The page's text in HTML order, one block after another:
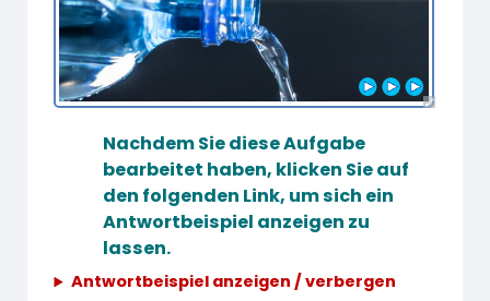
Nachdem Sie diese Aufgabe
bearbeitet haben, klicken Sie auf
den folgenden Link, um sich ein
Antwortbeispiel anzeigen zu
lassen.
Antwortbeispiel anzeigen / verbergen